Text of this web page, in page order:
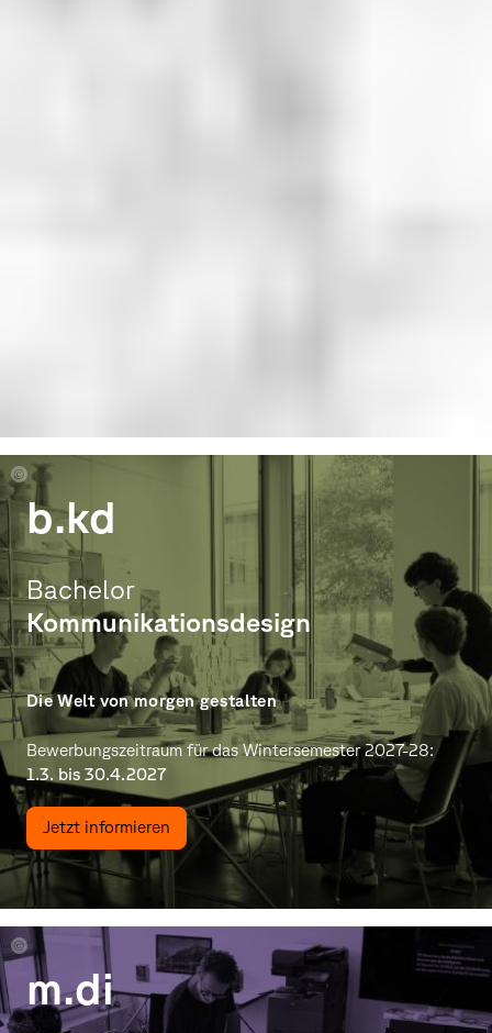
Philipp
Ciriracy-
Wantrup
b.kd
Bachelor
Kommunikationsdesign
Die Welt von morgen gestalten
Bewerbungszeitraum für das Wintersemester 2027-28:
1.3. bis 30.4.2027
Jetzt informieren
Philipp
Wantrup
m.di